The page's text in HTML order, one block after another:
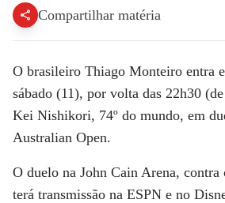
Compartilhar matéria
O brasileiro Thiago Monteiro entra
sábado (11), por volta das 22h30
Kei Nishikori, 74º do mundo, em
Australian Open.
O duelo na John Cain Arena, contra
terá transmissão na ESPN e no